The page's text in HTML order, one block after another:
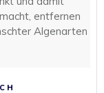
entfernen
Algenarten